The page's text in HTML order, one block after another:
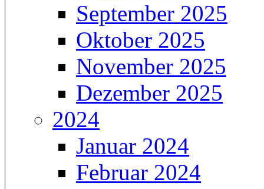
September 2025
Oktober 2025
November 2025
Dezember 2025
2024
Januar 2024
Februar 2024